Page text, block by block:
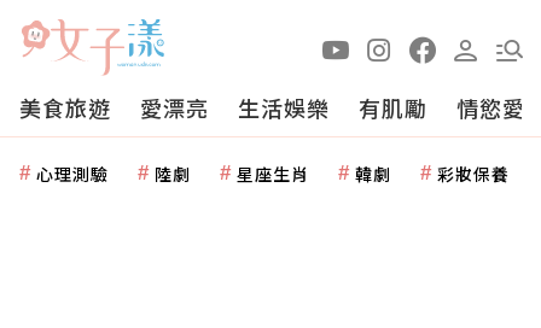
美食旅遊 愛漂亮 生活娛樂 有肌勵 情慾愛
心理測驗 陸劇 星座生肖 韓劇 彩妝保養